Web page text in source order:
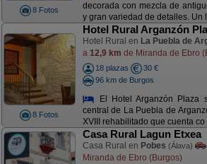
8 Fotos
decorada con mezcla de
y gran variedad de detalles. Un
8 Fotos
Hotel Rural Arganzón
Hotel Rural en La Puebla de
a 12,9 km de Miranda de Ebro
18 plazas
30 €
96 km de Burgos
El Hotel Arganzón Plaza
central de La Puebla de
XVIII rehabilitado que cuenta co
Casa Rural Lagun Etxea
Casa Rural en Pobes (Álava)
Miranda de Ebro (Burgos)